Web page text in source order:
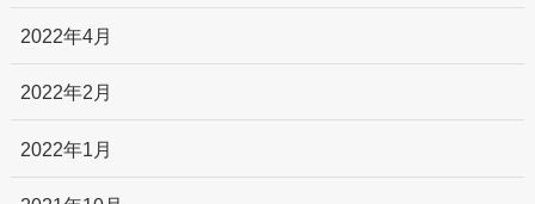
2022年4月
2022年2月
2022年1月